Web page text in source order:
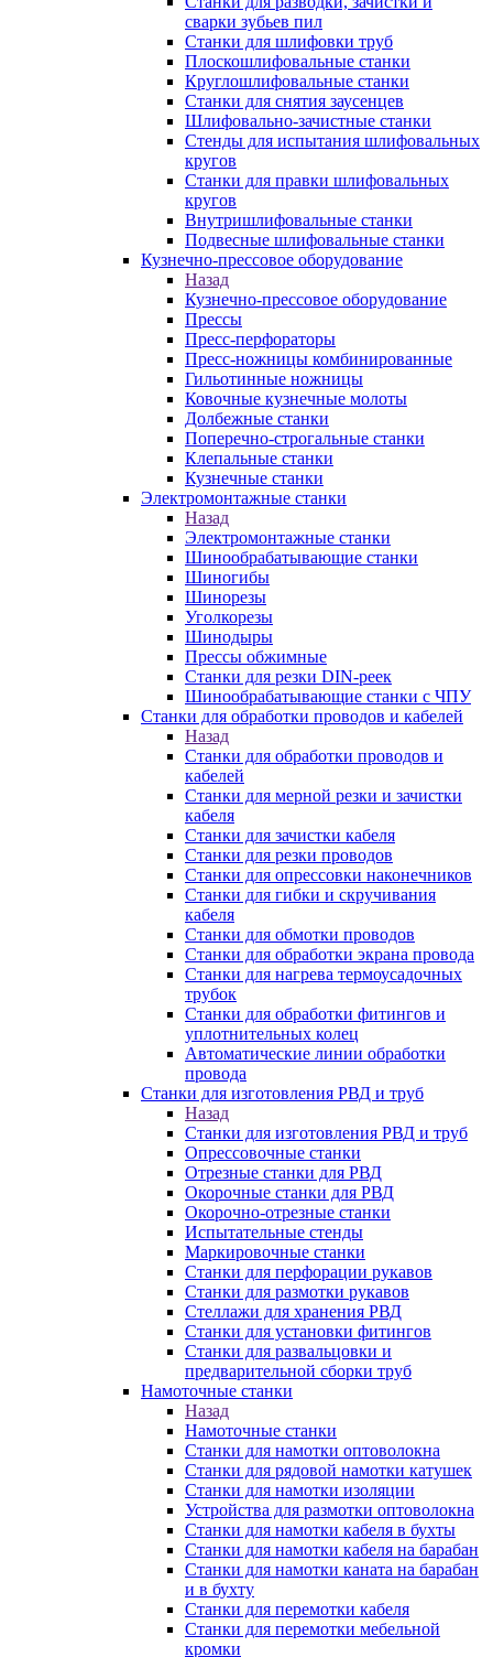
сварки зубьев пил
Станки для шлифовки труб
Плоскошлифовальные станки
Круглошлифовальные станки
Станки для снятия заусенцев
Шлифовально-зачистные станки
Стенды для испытания шлифовальных
кругов
Станки для правки шлифовальных
кругов
Внутришлифовальные станки
Подвесные шлифовальные станки
Кузнечно-прессовое оборудование
Назад
Кузнечно-прессовое оборудование
Прессы
Пресс-перфораторы
Пресс-ножницы комбинированные
Гильотинные ножницы
Ковочные кузнечные молоты
Долбежные станки
Поперечно-строгальные станки
Клепальные станки
Кузнечные станки
Электромонтажные станки
Назад
Электромонтажные станки
Шинообрабатывающие станки
Шиногибы
Шинорезы
Уголкорезы
Шинодыры
Прессы обжимные
Станки для резки DIN-реек
Шинообрабатывающие станки с ЧПУ
Станки для обработки проводов и кабелей
Назад
Станки для обработки проводов и
кабелей
Станки для мерной резки и зачистки
кабеля
Станки для зачистки кабеля
Станки для резки проводов
Станки для опрессовки наконечников
Станки для гибки и скручивания
кабеля
Станки для обмотки проводов
Станки для обработки экрана провода
Станки для нагрева термоусадочных
трубок
Станки для обработки фитингов и
уплотнительных колец
Автоматические линии обработки
провода
Станки для изготовления РВД и труб
Назад
Станки для изготовления РВД и труб
Опрессовочные станки
Отрезные станки для РВД
Окорочные станки для РВД
Окорочно-отрезные станки
Испытательные стенды
Маркировочные станки
Станки для перфорации рукавов
Станки для размотки рукавов
Стеллажи для хранения РВД
Станки для установки фитингов
Станки для развальцовки и
предварительной сборки труб
Намоточные станки
Назад
Намоточные станки
Станки для намотки оптоволокна
Станки для рядовой намотки катушек
Станки для намотки изоляции
Устройства для размотки оптоволокна
Станки для намотки кабеля в бухты
Станки для намотки кабеля на барабан
Станки для намотки каната на барабан
и в бухту
Станки для перемотки кабеля
Станки для перемотки мебельной
кромки